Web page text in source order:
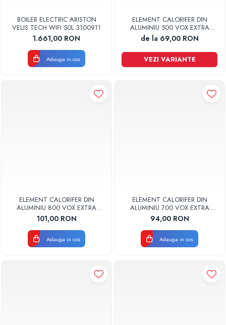
BOILER ELECTRIC ARISTON
VELIS TECH WIFI 50L 3100911
1.661,00 RON
Adauga in cos
ELEMENT CALORIFER DIN
ALUMINIU 500 VOX EXTRA
GLOBAL
de la 69,00 RON
VEZI VARIANTE
ELEMENT CALORIFER DIN
ALUMINIU 800 VOX EXTRA
GLOBAL
101,00 RON
Adauga in cos
ELEMENT CALORIFER DIN
ALUMINIU 700 VOX EXTRA
GLOBAL
94,00 RON
Adauga in cos